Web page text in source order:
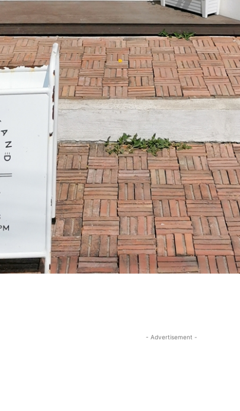
- Advertisement -